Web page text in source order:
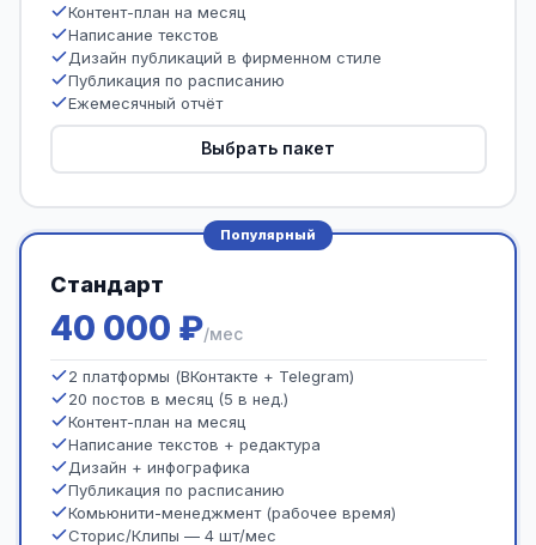
Контент-план на месяц
Написание текстов
Дизайн публикаций в фирменном стиле
Публикация по расписанию
Ежемесячный отчёт
Выбрать пакет
Популярный
Стандарт
40 000 ₽/мес
2 платформы (ВКонтакте + Telegram)
20 постов в месяц (5 в нед.)
Контент-план на месяц
Написание текстов + редактура
Дизайн + инфографика
Публикация по расписанию
Комьюнити-менеджмент (рабочее время)
Сторис/Клипы — 4 шт/мес